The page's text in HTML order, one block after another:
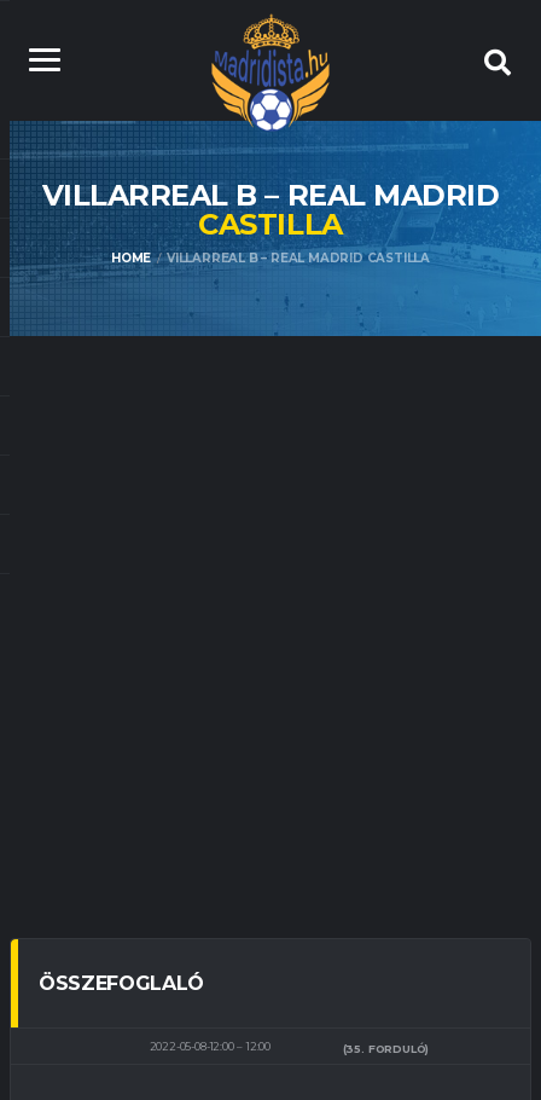
VILLARREAL B – REAL MADRID
CASTILLA
HOME VILLARREAL B – REAL MADRID CASTILLA
ÖSSZEFOGLALÓ
2022-05-08-12:00 12:00 (35. FORDULÓ)